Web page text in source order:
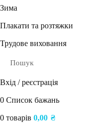
Зима
Плакати та розтяжки
Трудове виховання
Пошук
Вхід / реєстрація
0 Список бажань
0 товарів 0,00 ₴